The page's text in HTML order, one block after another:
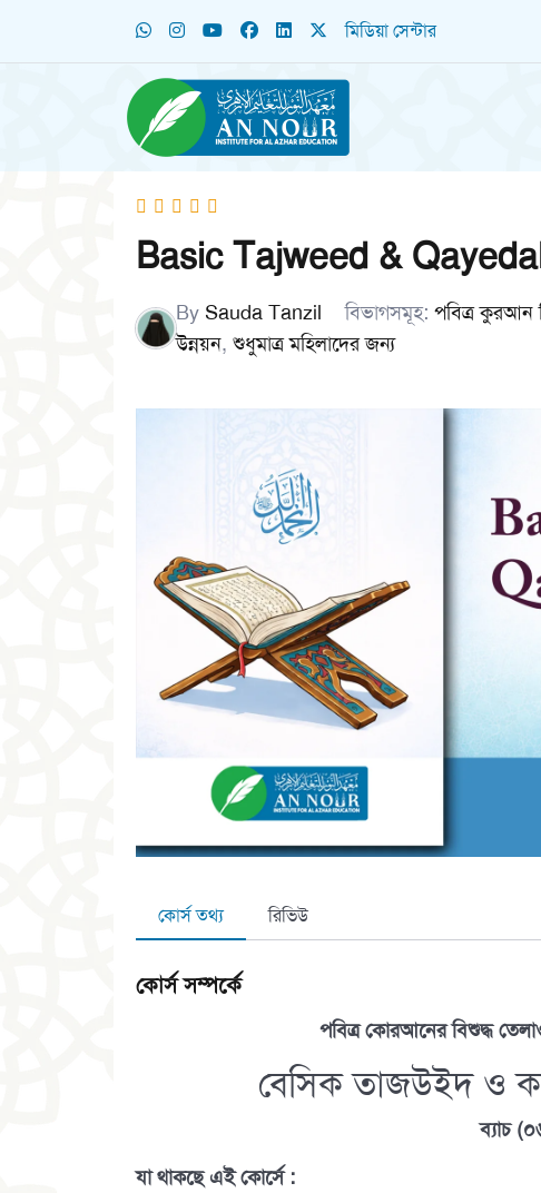
মিডিয়া সেন্টার
Basic Tajweed &
By Sauda Tanzil বিভাগসমূহ: পবিত্র কুরআন
উন্নয়ন, শুধুমাত্র মহিলাদের জন্য
কোর্স তথ্য রিভিউ
কোর্স সম্পর্কে
পবিত্র কোরআনের বিশুদ্ধ
বেসিক তাজউইদ ও
ব্যাচ
যা থাকছে এই কোর্সে :